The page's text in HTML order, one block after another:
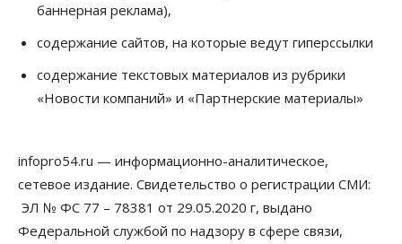
баннерная реклама),
содержание сайтов, на которые ведут гиперссылки
содержание текстовых материалов из рубрики
«Новости компаний» и «Партнерские материалы»
infopro54.ru — информационно-аналитическое,
сетевое издание. Свидетельство о регистрации СМИ:
ЭЛ № ФС 77 – 78381 от 29.05.2020 г, выдано
Федеральной службой по надзору в сфере связи,